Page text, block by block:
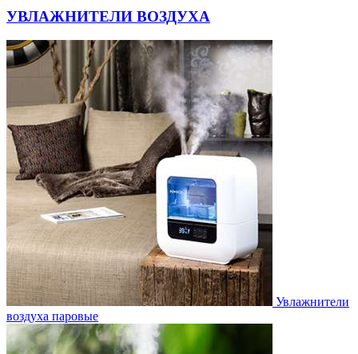
УВЛАЖНИТЕЛИ ВОЗДУХА
Увлажнители
воздуха паровые